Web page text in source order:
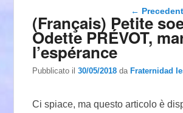
←
(Français) Petite
Odette PRÉVOT,
l’espérance
Pubblicato il30/05/2018 daFraternidad
Ci spiace, ma questo articolo è